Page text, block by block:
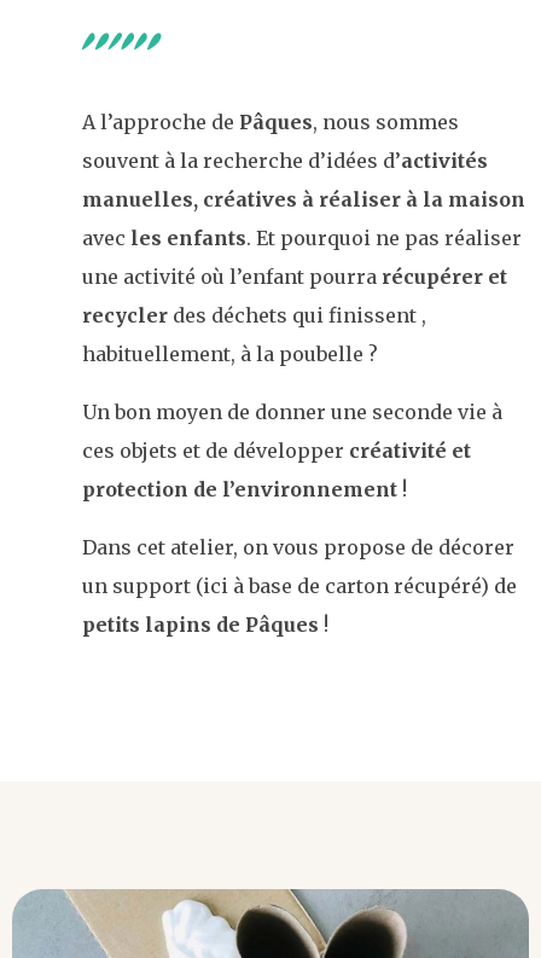
A l’approche de Pâques, nous sommes
souvent à la recherche d’idées d’activités
manuelles, créatives à réaliser à la maison
avec les enfants. Et pourquoi ne pas réaliser
une activité où l’enfant pourra récupérer et
recycler des déchets qui finissent ,
habituellement, à la poubelle ?
Un bon moyen de donner une seconde vie à
ces objets et de développer créativité et
protection de l’environnement !
Dans cet atelier, on vous propose de décorer
un support (ici à base de carton récupéré) de
petits lapins de Pâques !